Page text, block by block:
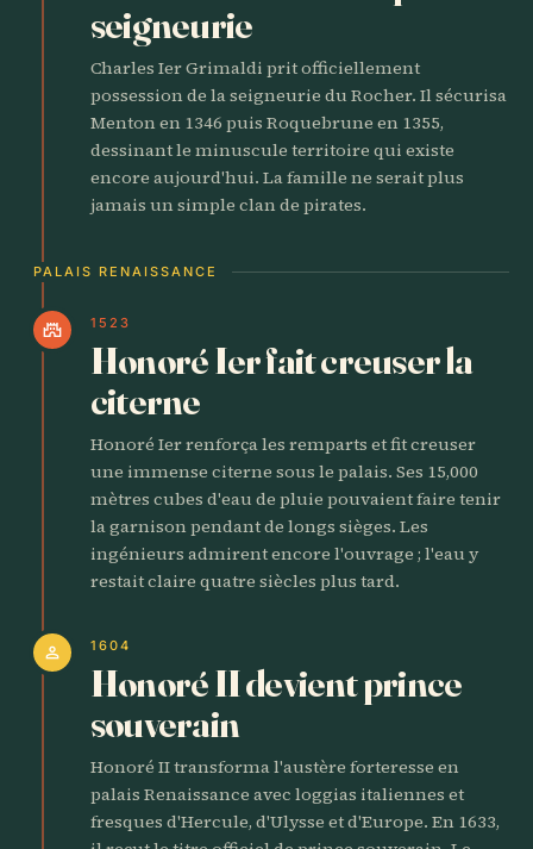
seigneurie
Charles Ier Grimaldi prit officiellement
possession de la seigneurie du Rocher. Il sécurisa
Menton en 1346 puis Roquebrune en 1355,
dessinant le minuscule territoire qui existe
encore aujourd'hui. La famille ne serait plus
jamais un simple clan de pirates.
PALAIS RENAISSANCE
castle 1523
Honoré Ier fait creuser la
citerne
Honoré Ier renforça les remparts et fit creuser
une immense citerne sous le palais. Ses 15,000
mètres cubes d'eau de pluie pouvaient faire tenir
la garnison pendant de longs sièges. Les
ingénieurs admirent encore l'ouvrage ; l'eau y
restait claire quatre siècles plus tard.
person 1604
Honoré II devient prince
souverain
Honoré II transforma l'austère forteresse en
palais Renaissance avec loggias italiennes et
fresques d'Hercule, d'Ulysse et d'Europe. En 1633,